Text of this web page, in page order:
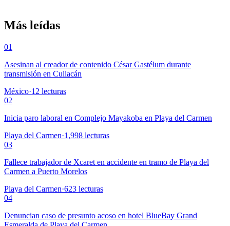
Más leídas
01
Asesinan al creador de contenido César Gastélum durante
transmisión en Culiacán
México·12 lecturas
02
Inicia paro laboral en Complejo Mayakoba en Playa del Carmen
Playa del Carmen·1,998 lecturas
03
Fallece trabajador de Xcaret en accidente en tramo de Playa del
Carmen a Puerto Morelos
Playa del Carmen·623 lecturas
04
Denuncian caso de presunto acoso en hotel BlueBay Grand